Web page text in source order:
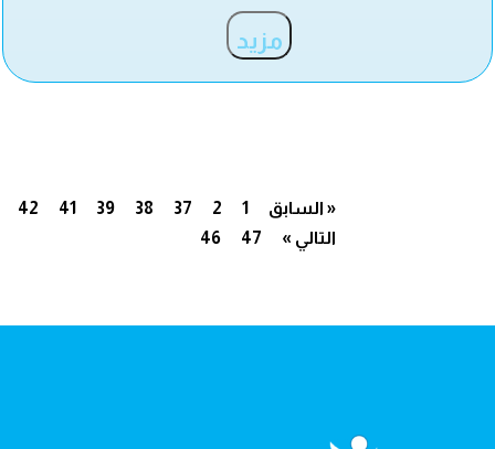
مزيد
« السابق 1
2
37
38
39
41
42
46
47 التالي »